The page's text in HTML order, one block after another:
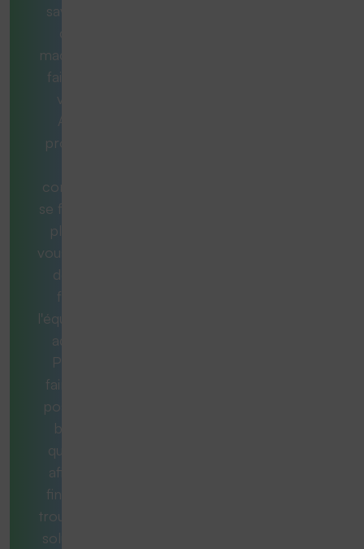
savez pas
quelle
machine est
faite pour
vous ?
Aucun
problème.
consultants
se feront un
plaisir de
vous aider et
de vous
fournir
l'équipement
adéquat.
Pour ce
faire, nous
posons les
bonnes
questions
afin qu'au
final, vous
trouviez une
solution qui